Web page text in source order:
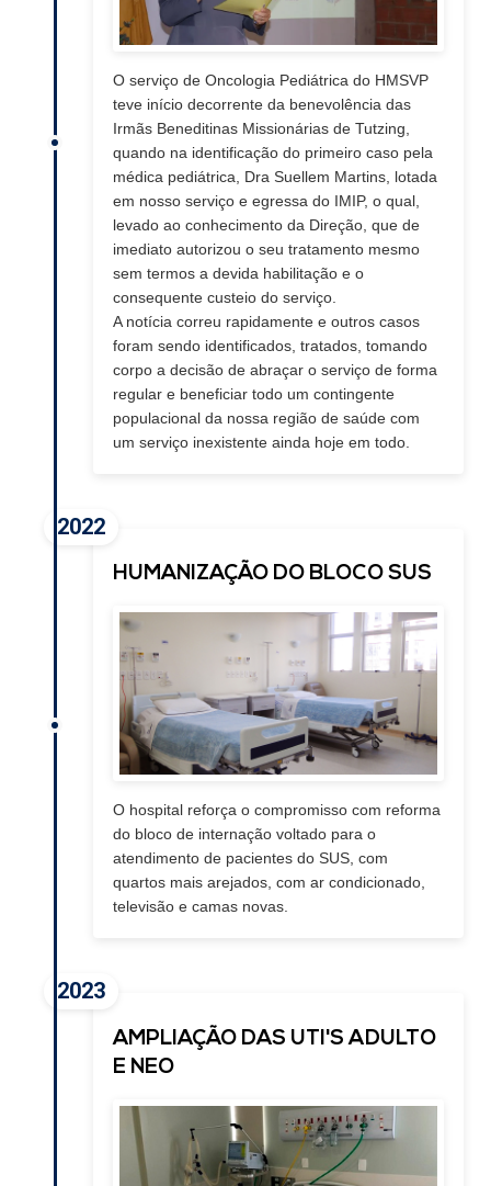
O serviço de Oncologia Pediátrica do HMSVP
teve início decorrente da benevolência das
Irmãs Beneditinas Missionárias de Tutzing,
quando na identificação do primeiro caso pela
médica pediátrica, Dra Suellem Martins, lotada
em nosso serviço e egressa do IMIP, o qual,
levado ao conhecimento da Direção, que de
imediato autorizou o seu tratamento mesmo
sem termos a devida habilitação e o
consequente custeio do serviço.
A notícia correu rapidamente e outros casos
foram sendo identificados, tratados, tomando
corpo a decisão de abraçar o serviço de forma
regular e beneficiar todo um contingente
populacional da nossa região de saúde com
um serviço inexistente ainda hoje em todo.
2022
HUMANIZAÇÃO DO BLOCO SUS
O hospital reforça o compromisso com reforma
do bloco de internação voltado para o
atendimento de pacientes do SUS, com
quartos mais arejados, com ar condicionado,
televisão e camas novas.
2023
AMPLIAÇÃO DAS UTI'S ADULTO
E NEO